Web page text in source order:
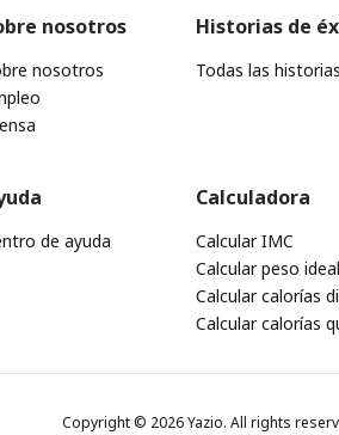
nosotros
nosotros
Historias de
Todas las
de ayuda
Calculadora
Calcular IMC
Calcular peso ideal
Calcular calorías
Calcular calorías
Copyright © 2026 Yazio. All rights